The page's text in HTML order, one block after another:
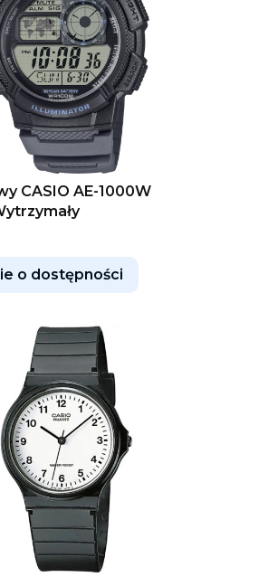
CASIO AE-1000W
o dostępności